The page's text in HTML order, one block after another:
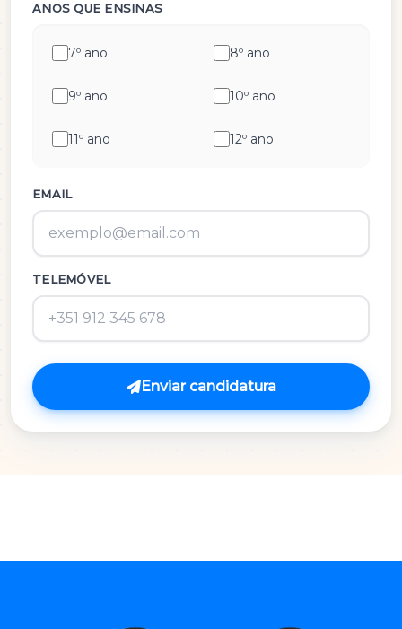
História e Cultura das Artes
Inglês
M.A.C.S.
Matemática 3º Ciclo
Matemática A
Matemática B
Português
ANOS QUE ENSINAS
7º ano 8º ano
9º ano 10º ano
11º ano 12º ano
EMAIL
TELEMÓVEL
Enviar candidatura